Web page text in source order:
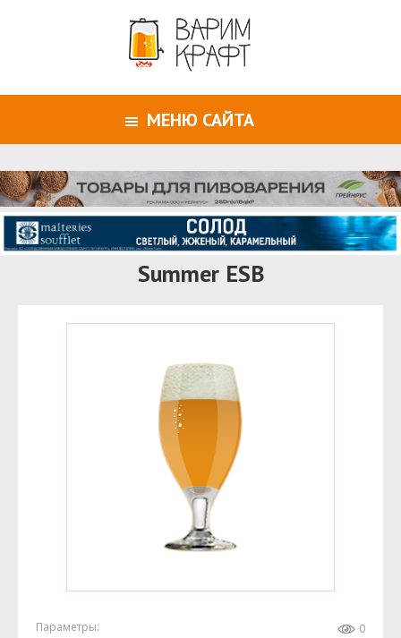
МЕНЮ САЙТА
Summer ESB
Параметры: 0